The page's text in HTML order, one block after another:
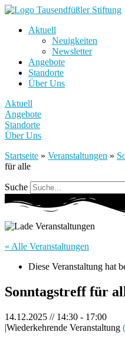
Aktuell
Neuigkeiten
Newsletter
Angebote
Standorte
Über Uns
Aktuell
Angebote
Standorte
Über Uns
Startseite » Veranstaltungen »
für alle
Suche
« Alle Veranstaltungen
Diese Veranstaltung hat
Sonntagstreff für
14.12.2025 // 14:30 - 17:00
|Wiederkehrende Veranstaltung